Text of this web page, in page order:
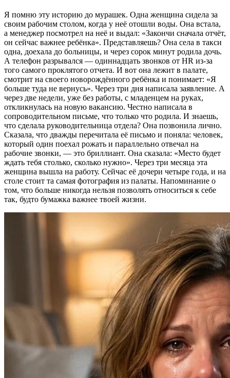
Я помню эту историю до мурашек. Одна женщина сидела за
своим рабочим столом, когда у неё отошли воды. Она встала,
а менеджер посмотрел на неё и выдал: «Закончи сначала отчёт,
он сейчас важнее ребёнка». Представляешь? Она села в такси
одна, доехала до больницы, и через сорок минут родила дочь.
А телефон разрывался — одиннадцать звонков от HR из-за
того самого проклятого отчета. И вот она лежит в палате,
смотрит на своего новорождённого ребёнка и понимает: «Я
больше туда не вернусь». Через три дня написала заявление. А
через две недели, уже без работы, с младенцем на руках,
откликнулась на новую вакансию. Честно написала в
сопроводительном письме, что только что родила. И знаешь,
что сделала руководительница отдела? Она позвонила лично.
Сказала, что дважды перечитала её письмо и поняла: человек,
который один поехал рожать и параллельно отвечал на
рабочие звонки, — это бриллиант. Она сказала: «Место будет
ждать тебя столько, сколько нужно». Через три месяца эта
женщина вышла на работу. Сейчас её дочери четыре года, и на
столе стоит та самая фотография из палаты. Напоминание о
том, что больше никогда нельзя позволять относиться к себе
так, будто бумажка важнее твоей жизни.